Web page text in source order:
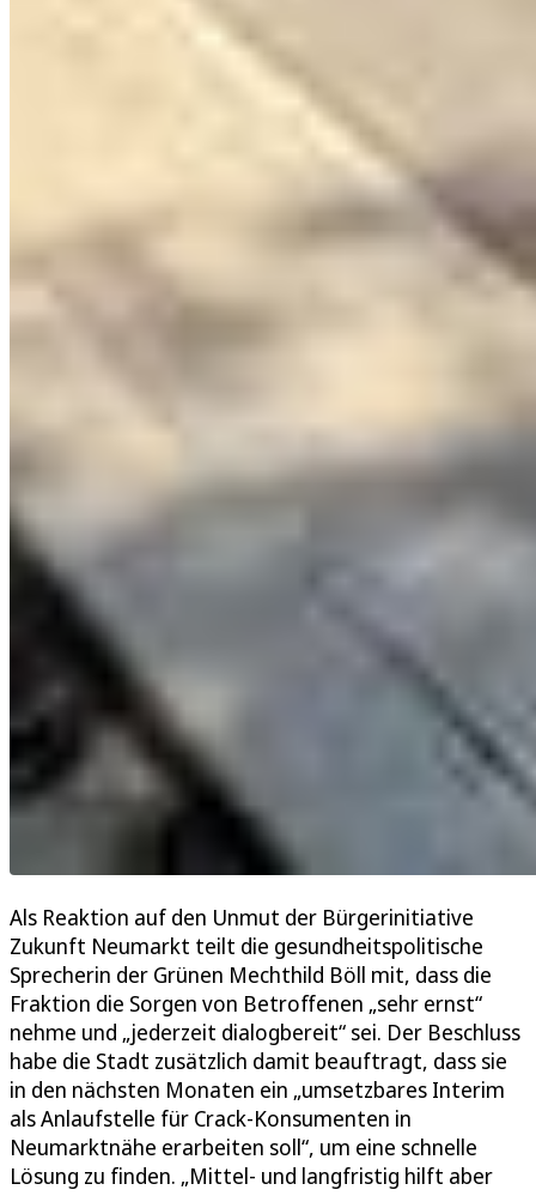
Als Reaktion auf den Unmut der Bürgerinitiative
Zukunft Neumarkt teilt die gesundheitspolitische
Sprecherin der Grünen Mechthild Böll mit, dass die
Fraktion die Sorgen von Betroffenen „sehr ernst“
nehme und „jederzeit dialogbereit“ sei. Der Beschluss
habe die Stadt zusätzlich damit beauftragt, dass sie
in den nächsten Monaten ein „umsetzbares Interim
als Anlaufstelle für Crack-Konsumenten in
Neumarktnähe erarbeiten soll“, um eine schnelle
Lösung zu finden. „Mittel- und langfristig hilft aber